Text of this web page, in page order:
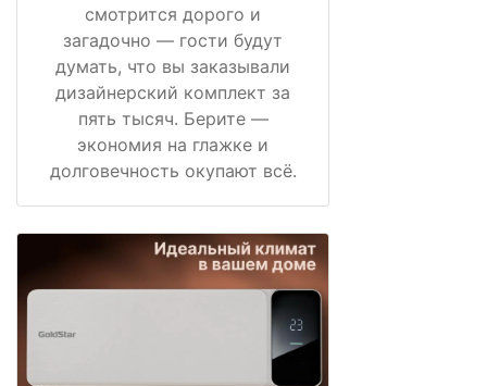
смотрится дорого и
загадочно — гости будут
думать, что вы заказывали
дизайнерский комплект за
пять тысяч. Берите —
экономия на глажке и
долговечность окупают всё.